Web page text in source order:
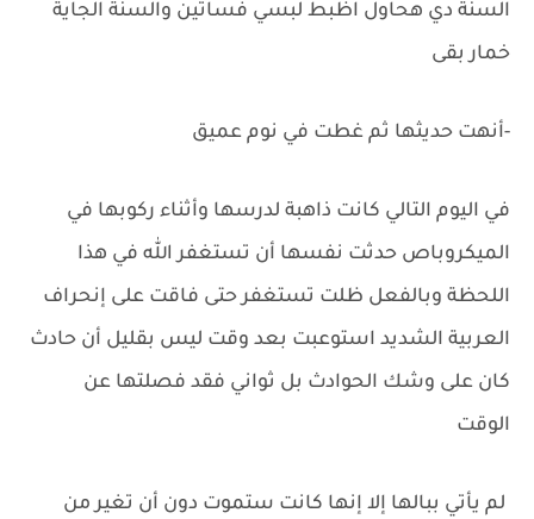
السنة دي هحاول اظبط لبسي فساتين والسنة الجاية
خمار بقى
-‏أنهت حديثها ثم غطت في نوم عميق
في اليوم التالي كانت ذاهبة لدرسها وأثناء ركوبها في
الميكروباص حدثت نفسها أن تستغفر الله في هذا
اللحظة وبالفعل ظلت تستغفر حتى فاقت على إنحراف
العربية الشديد استوعبت بعد وقت ليس بقليل أن حادث
كان على وشك الحوادث بل ثواني فقد فصلتها عن
الوقت
لم يأتي ببالها إلا إنها كانت ستموت دون أن تغير من